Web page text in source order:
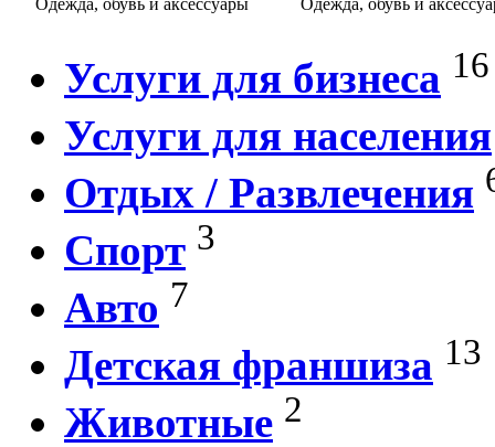
Услуги для бизнеса 16
Услуги для населения
Отдых / Развлечения
Спорт 3
Авто 7
Детская франшиза 13
Животные 2